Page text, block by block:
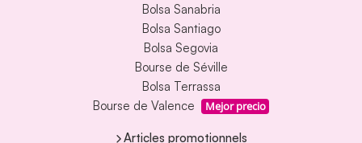
Bolsa Sanabria
Bolsa Santiago
Bolsa Segovia
Bourse de Séville
Bolsa Terrassa
Bourse de Valence
Mejor precio
Articles promotionnels